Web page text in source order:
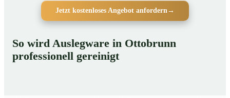
Jetzt kostenloses Angebot anfordern→
So wird Auslegware in Ottobrunn
professionell gereinigt